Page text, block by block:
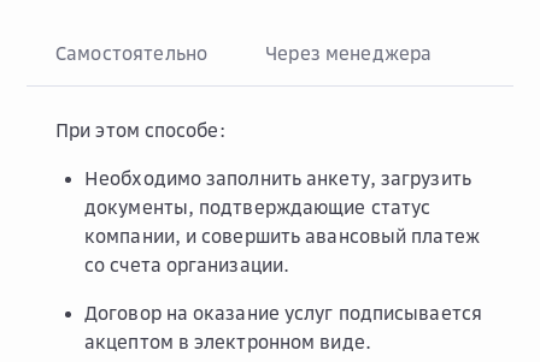
Самостоятельно Через менеджера
При этом способе:
Необходимо заполнить анкету, загрузить
документы, подтверждающие статус
компании, и совершить авансовый платеж
со счета организации.
Договор на оказание услуг подписывается
акцептом в электронном виде.